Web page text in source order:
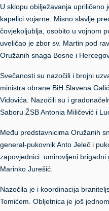
U sklopu obilježavanja upriličeno
kapelici vojarne. Misno slavlje
čovjekoljublja, osobito u vojnom
uveličao je zbor sv. Martin pod
Oružanih snaga Bosne i
Svečanosti su nazočili i brojni
ministra obrane BiH Slavena
Vidovića. Nazočili su i
Saboru ŽSB Antonia Miličević i
Među predstavnicima Oružanih
general-pukovnik Anto Jeleč i
zapovjednici: umirovljeni
Marinko Jurešić.
Nazočila je i koordinacija
Tomićem. Obljetnica je još